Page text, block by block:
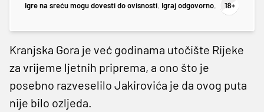
Igre na sreću mogu dovesti do ovisnosti. Igraj odgovorno.
Kranjska Gora je već godinama utočište Rijeke
za vrijeme ljetnih priprema, a ono što je
posebno razveselilo Jakirovića je da ovog puta
nije bilo ozljeda.